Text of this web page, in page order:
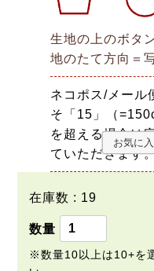
生地の上のボタ
地のたて方向＝
ネコポス/メール
そ「15」（
を超える場合は
ていただきます
在庫数 19
お気に